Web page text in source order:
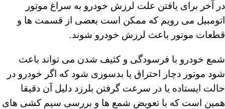
در آخر برای یافتن علت لرزش خودرو به سراغ موتور
اتومبیل می رویم که ممکن است بعضی از قسمت ها و
قطعات موتور باعث لرزش خودرو شوند.
شمع خودرو با فرسودگی و کثیف شدن می تواند باعث
شود موتور دچار احتراق یا بدسوزی شود که اگر خودرو در
حالت ایستاده یا در سرعت گرفتن بلرزد دلیل آن دقیقا
همین است که با تعویض شمع ها و بررسی سیم کشی های